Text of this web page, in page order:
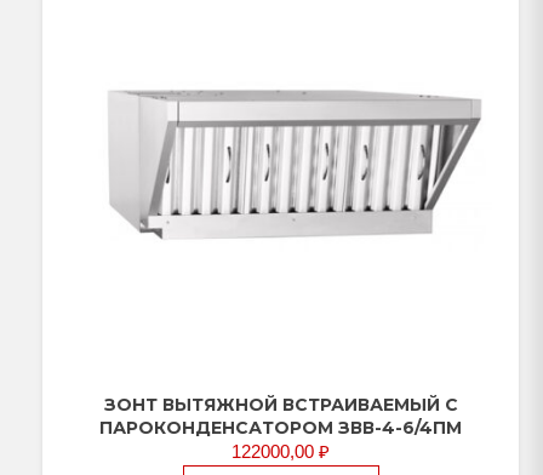
ЗОНТ ВЫТЯЖНОЙ ВСТРАИВАЕМЫЙ С
ПАРОКОНДЕНСАТОРОМ ЗВВ-4-6/4ПМ
122000,00 ₽